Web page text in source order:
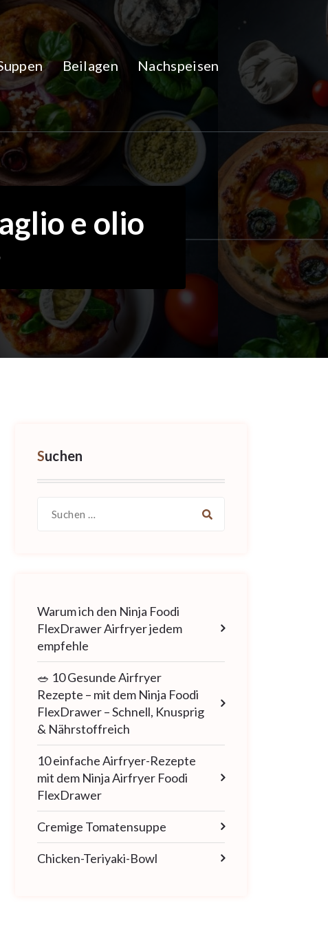
Beilagen Nachspeisen
e olio
Suchen
nach:
Warum ich den Ninja Foodi
FlexDrawer Airfryer jedem
empfehle
🥗 10 Gesunde Airfryer
Rezepte – mit dem Ninja Foodi
FlexDrawer – Schnell, Knusprig
& Nährstoffreich
10 einfache Airfryer-Rezepte
mit dem Ninja Airfryer Foodi
FlexDrawer
Cremige Tomatensuppe
Chicken-Teriyaki-Bowl